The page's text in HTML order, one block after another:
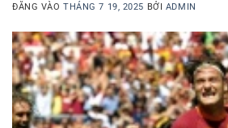
ĐĂNG VÀOTHÁNG 7 19, 2025 BỞI ADMIN